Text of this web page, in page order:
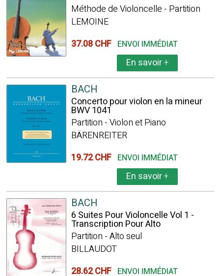
Méthode de Violoncelle - Partition
LEMOINE
37.08 CHF ENVOI IMMÉDIAT
En savoir+
BACH
Concerto pour violon en la mineur
BWV 1041
Partition - Violon et Piano
BÄRENREITER
19.72 CHF ENVOI IMMÉDIAT
En savoir+
BACH
6 Suites Pour Violoncelle Vol 1 -
Transcription Pour Alto
Partition - Alto seul
BILLAUDOT
28.62 CHF ENVOI IMMÉDIAT